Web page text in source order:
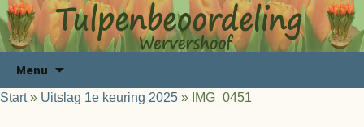
Menu
de
Start» Uitslag 1e keuring 2025 » IMG_0451